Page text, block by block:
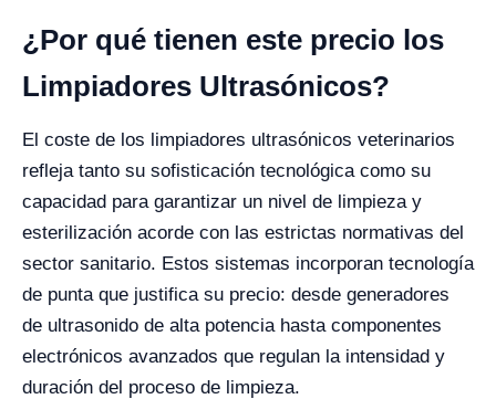
¿Por qué tienen este precio los
Limpiadores Ultrasónicos?
El coste de los limpiadores ultrasónicos veterinarios
refleja tanto su sofisticación tecnológica como su
capacidad para garantizar un nivel de limpieza y
esterilización acorde con las estrictas normativas del
sector sanitario. Estos sistemas incorporan tecnología
de punta que justifica su precio: desde generadores
de ultrasonido de alta potencia hasta componentes
electrónicos avanzados que regulan la intensidad y
duración del proceso de limpieza.